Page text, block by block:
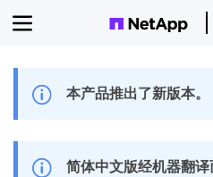
本产品推出了新版本。
简体中文版经机器翻